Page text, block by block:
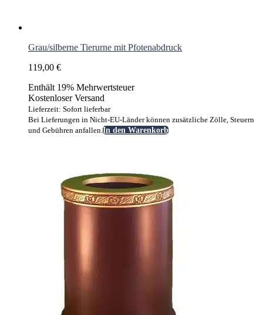
Grau/silberne Tierurne mit Pfotenabdruck
119,00 €
Enthält 19% Mehrwertsteuer
Kostenloser Versand
Lieferzeit: Sofort lieferbar
Bei Lieferungen in Nicht-EU-Länder können zusätzliche Zölle, Steuern
und Gebühren anfallen.In den Warenkorb